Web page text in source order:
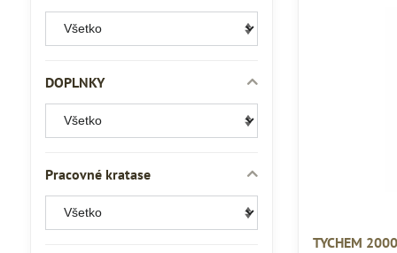
TYCHEM
DOPLNKY
Pracovné kratase